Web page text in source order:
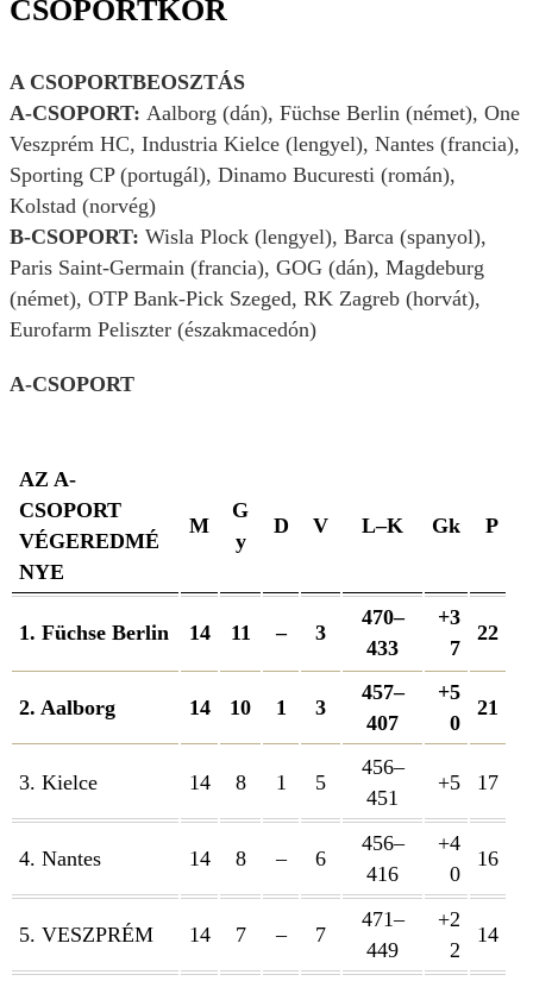
CSOPORTKÖR
A CSOPORTBEOSZTÁS
A-CSOPORT: Aalborg (dán), Füchse Berlin (német), One
Veszprém HC, Industria Kielce (lengyel), Nantes (francia),
Sporting CP (portugál), Dinamo Bucuresti (román),
Kolstad (norvég)
B-CSOPORT: Wisla Plock (lengyel), Barca (spanyol),
Paris Saint-Germain (francia), GOG (dán), Magdeburg
(német), OTP Bank-Pick Szeged, RK Zagreb (horvát),
Eurofarm Peliszter (északmacedón)
A-CSOPORT
AZ A-
CSOPORT
VÉGEREDMÉ
NYE
M
G
y
D V L–K Gk P
1. Füchse Berlin 14 11 – 3
470–
433
+3
7
22
2. Aalborg 14 10 1 3
457–
407
+5
0
21
3. Kielce 14 8 1 5
456–
451
+5 17
4. Nantes 14 8 – 6
456–
416
+4
0
16
5. VESZPRÉM 14 7 – 7
471–
449
+2
2
14